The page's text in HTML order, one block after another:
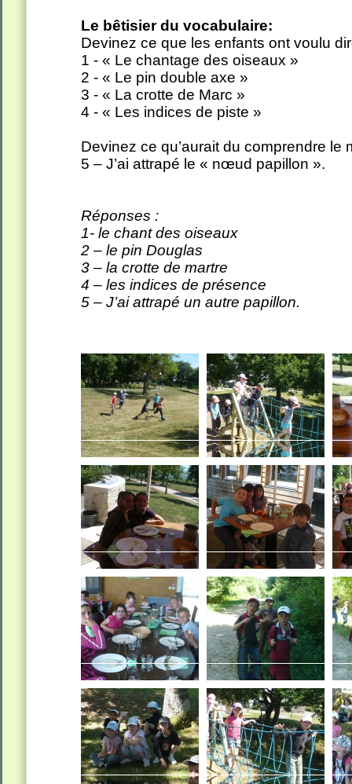
Le bêtisier du vocabulaire:
Devinez ce que les enfants ont voulu
1 - « Le chantage des oiseaux »
2 - « Le pin double axe »
3 - « La crotte de Marc »
4 - « Les indices de piste »
Devinez ce qu’aurait du comprendre le
5 – J’ai attrapé le « nœud papillon ».
Réponses :
1- le chant des oiseaux
2 – le pin Douglas
3 – la crotte de martre
4 – les indices de présence
5 – J’ai attrapé un autre papillon.